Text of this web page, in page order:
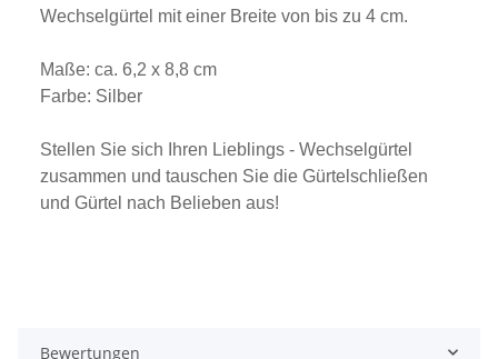
Wechselgürtel mit einer Breite von bis zu 4 cm.
Maße: ca. 6,2 x 8,8 cm
Farbe: Silber
Stellen Sie sich Ihren Lieblings - Wechselgürtel
zusammen und tauschen Sie die Gürtelschließen
und Gürtel nach Belieben aus!
Bewertungen